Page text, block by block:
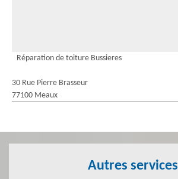
Réparation de toiture Bussieres
30 Rue Pierre Brasseur
77100 Meaux
Autres services